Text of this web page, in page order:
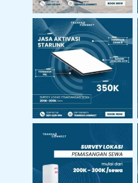
Jasa Aktivasi
Starlink
Survey Lokasi
Pemasangan